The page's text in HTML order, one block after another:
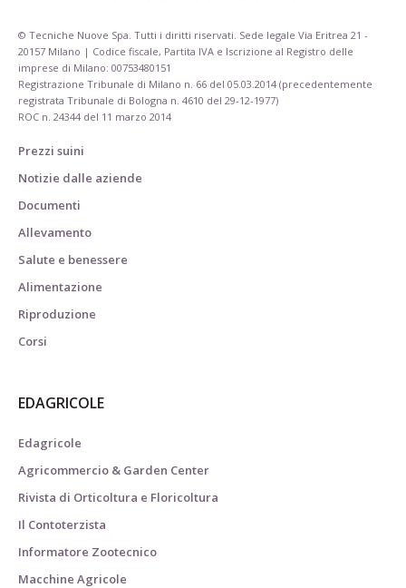
© Tecniche Nuove Spa. Tutti i diritti riservati. Sede legale Via Eritrea 21 -
20157 Milano | Codice fiscale, Partita IVA e Iscrizione al Registro delle
imprese di Milano: 00753480151
Registrazione Tribunale di Milano n. 66 del 05.03.2014 (precedentemente
registrata Tribunale di Bologna n. 4610 del 29-12-1977)
ROC n. 24344 del 11 marzo 2014
Prezzi suini
Notizie dalle aziende
Documenti
Allevamento
Salute e benessere
Alimentazione
Riproduzione
Corsi
EDAGRICOLE
Edagricole
Agricommercio & Garden Center
Rivista di Orticoltura e Floricoltura
Il Contoterzista
Informatore Zootecnico
Macchine Agricole